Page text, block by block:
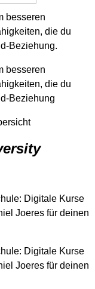
besseren
die du
Beziehung.
besseren
die du
Beziehung
Digitale Kurse
Joeres für deinen
Digitale Kurse
Joeres für deinen